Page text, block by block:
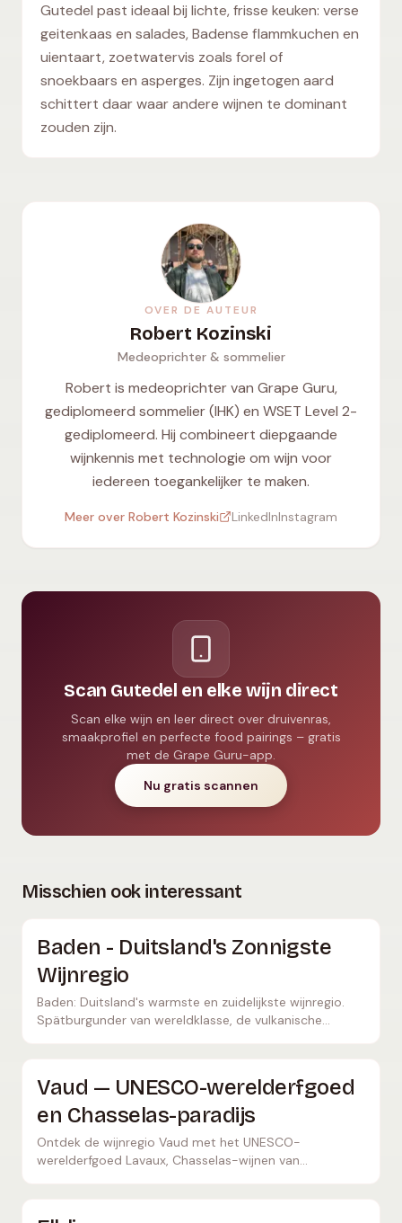
Gutedel past ideaal bij lichte, frisse keuken: verse
geitenkaas en salades, Badense flammkuchen en
uientaart, zoetwatervis zoals forel of
snoekbaars en asperges. Zijn ingetogen aard
schittert daar waar andere wijnen te dominant
zouden zijn.
OVER DE AUTEUR
Robert Kozinski
Medeoprichter & sommelier
Robert is medeoprichter van Grape Guru,
gediplomeerd sommelier (IHK) en WSET Level 2-
gediplomeerd. Hij combineert diepgaande
wijnkennis met technologie om wijn voor
iedereen toegankelijker te maken.
Meer over Robert Kozinski LinkedInInstagram
Scan Gutedel en elke wijn direct
Scan elke wijn en leer direct over druivenras,
smaakprofiel en perfecte food pairings – gratis
met de Grape Guru-app.
Nu gratis scannen
Misschien ook interessant
Baden - Duitsland's Zonnigste
Wijnregio
Baden: Duitsland's warmste en zuidelijkste wijnregio.
Spätburgunder van wereldklasse, de vulkanische
Vaud — UNESCO-werelderfgoed
en Chasselas-paradijs
Ontdek de wijnregio Vaud met het UNESCO-
werelderfgoed Lavaux, Chasselas-wijnen van